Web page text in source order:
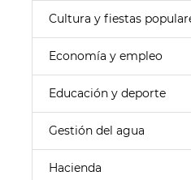
Cultura y fiestas
Economía y empleo
Educación y deporte
Gestión del agua
Hacienda